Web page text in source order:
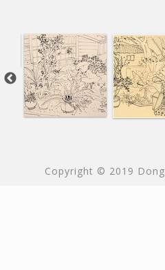
Copyright © 2019 Dong